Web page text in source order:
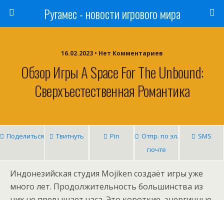
Ругамес - новости игрового мира
16.02.2023 • Нет Комментариев
Обзор Игры A Space For The Unbound:
Сверхъестественная Романтика
Поделиться Твитнуть Pin
Отпр. по эл.
почте
SMS
Индонезийская студия Mojiken создаёт игры уже
много лет. Продолжительность большинства из